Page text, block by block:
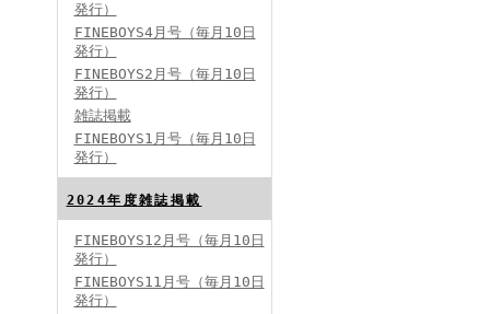
FINEBOYS2024年6月号
FINEBOYS2024年5月号
発行）
FINEBOYS4月号（毎月10日
発行）
FINEBOYS2月号（毎月10日
発行）
雑誌掲載
FINEBOYS1月号（毎月10日
発行）
2024年度雑誌掲載
FINEBOYS12月号（毎月10日
発行）
FINEBOYS11月号（毎月10日
発行）